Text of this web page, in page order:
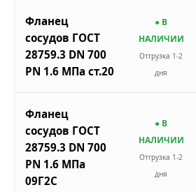
Фланец
сосудов ГОСТ
28759.3 DN 700
PN 1.6 МПа ст.20
● В
НАЛИЧИИ
Отгрузка 1-2
дня
Фланец
сосудов ГОСТ
28759.3 DN 700
PN 1.6 МПа
09Г2С
● В
НАЛИЧИИ
Отгрузка 1-2
дня